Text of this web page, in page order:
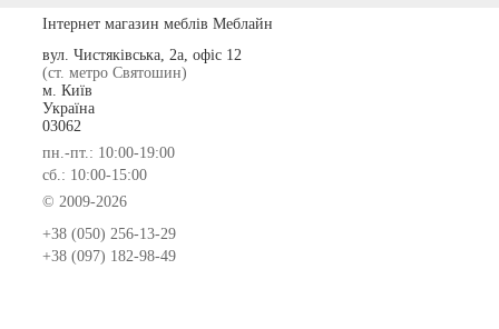
Інтернет магазин меблів Меблайн
вул. Чистяківська, 2а, офіс 12
(ст. метро Святошин)
м. Київ
Україна
03062
пн.-пт.: 10:00-19:00
сб.: 10:00-15:00
© 2009-2026
+38 (050) 256-13-29
+38 (097) 182-98-49